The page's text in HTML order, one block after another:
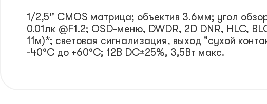
1/2,5'' CMOS матрица; объектив 3.6мм; угол
0.01лк @F1.2; OSD-меню, DWDR, 2D DNR, HLC,
11м)*; световая сигнализация, выход "сухой
-40°С до +60°С; 12В DC±25%, 3,5Вт макс.